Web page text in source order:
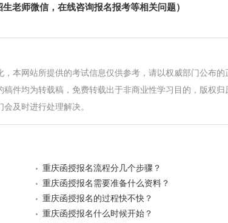
生老师微信，在线咨询报名报考等相关问题）
本网站所提供的考试信息仅供参考，请以权威部门公布的
稿件均为转载稿，免费转载出于非商业性学习目的，版权归
及时进行处理解决。
重庆函授报名流程分几个步骤？
重庆函授报名需要准备什么资料？
重庆函授报名的过程快不快？
重庆函授报名什么时候开始？